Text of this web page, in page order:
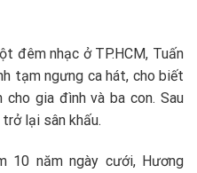
đêm nhạc ở TP.HCM, Tuấn
tạm ngưng ca hát, cho biết
gia đình và ba con. Sau
lại sân khấu.
10 năm ngày cưới, Hương